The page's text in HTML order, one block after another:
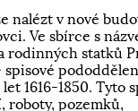
nalézt v nové
Ve sbírce s
rodinných statků
1616-1850. Tyto
roboty, pozemků,